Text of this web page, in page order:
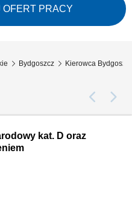
paczek oraz prowadzenie
za powierzone przesyłki i
OFERT PRACY
Bydgoszcz Kierowca
kat. D oraz